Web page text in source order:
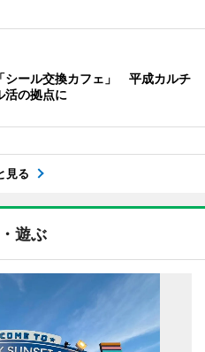
シール交換カフェ」 平成カルチ
活の拠点に
見る
遊ぶ